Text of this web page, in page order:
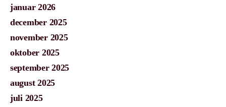
januar 2026
december 2025
november 2025
oktober 2025
september 2025
august 2025
juli 2025